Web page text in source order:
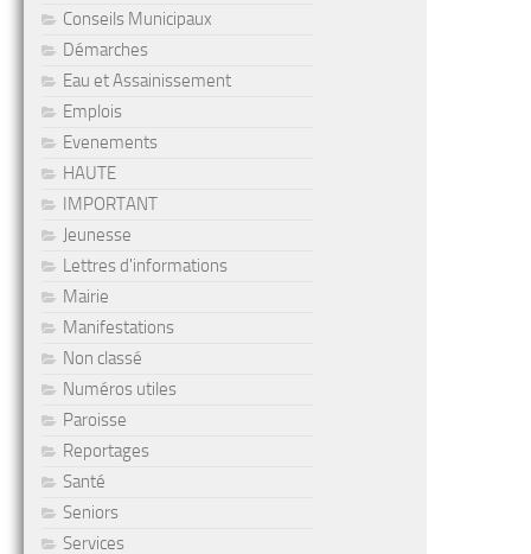
Conseils Municipaux
Démarches
Eau et Assainissement
Emplois
Evenements
HAUTE
IMPORTANT
Jeunesse
Lettres d'informations
Mairie
Manifestations
Non classé
Numéros utiles
Paroisse
Reportages
Santé
Seniors
Services